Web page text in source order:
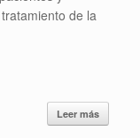
de la
Leer más